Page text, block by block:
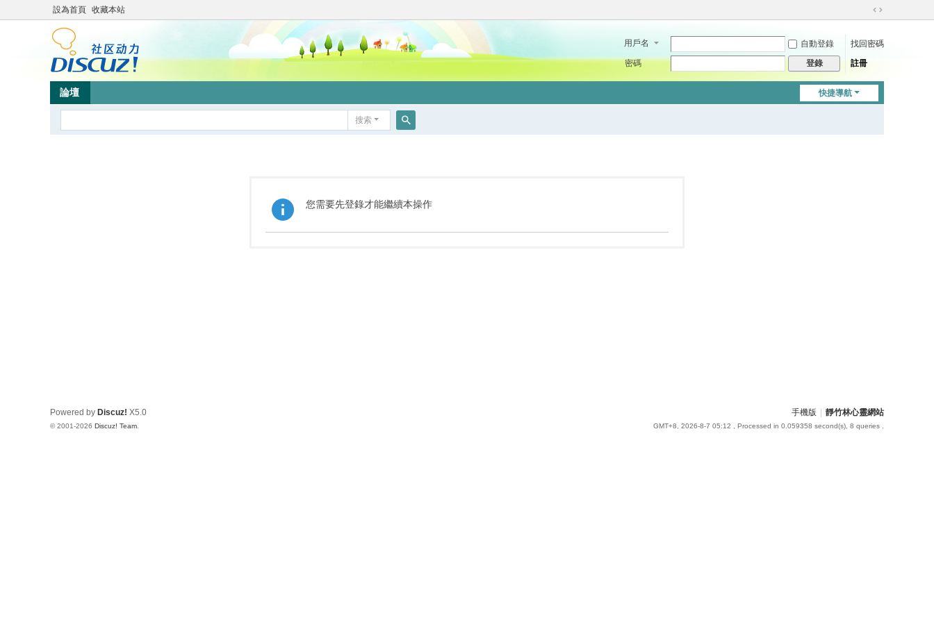
設為首頁 收藏本站
切
到
用戶名 自動登錄
找回密碼
密碼
登錄 註冊
快捷導航
論壇
搜索
您需要先登錄才能繼續本操作
手機版 靜竹林心靈網站
GMT+8, 2026-8-7 05:12 , Processed in 0.059358 second(s), 8 queries .
Powered by Discuz! X5.0
© 2001-2026 Discuz! Team